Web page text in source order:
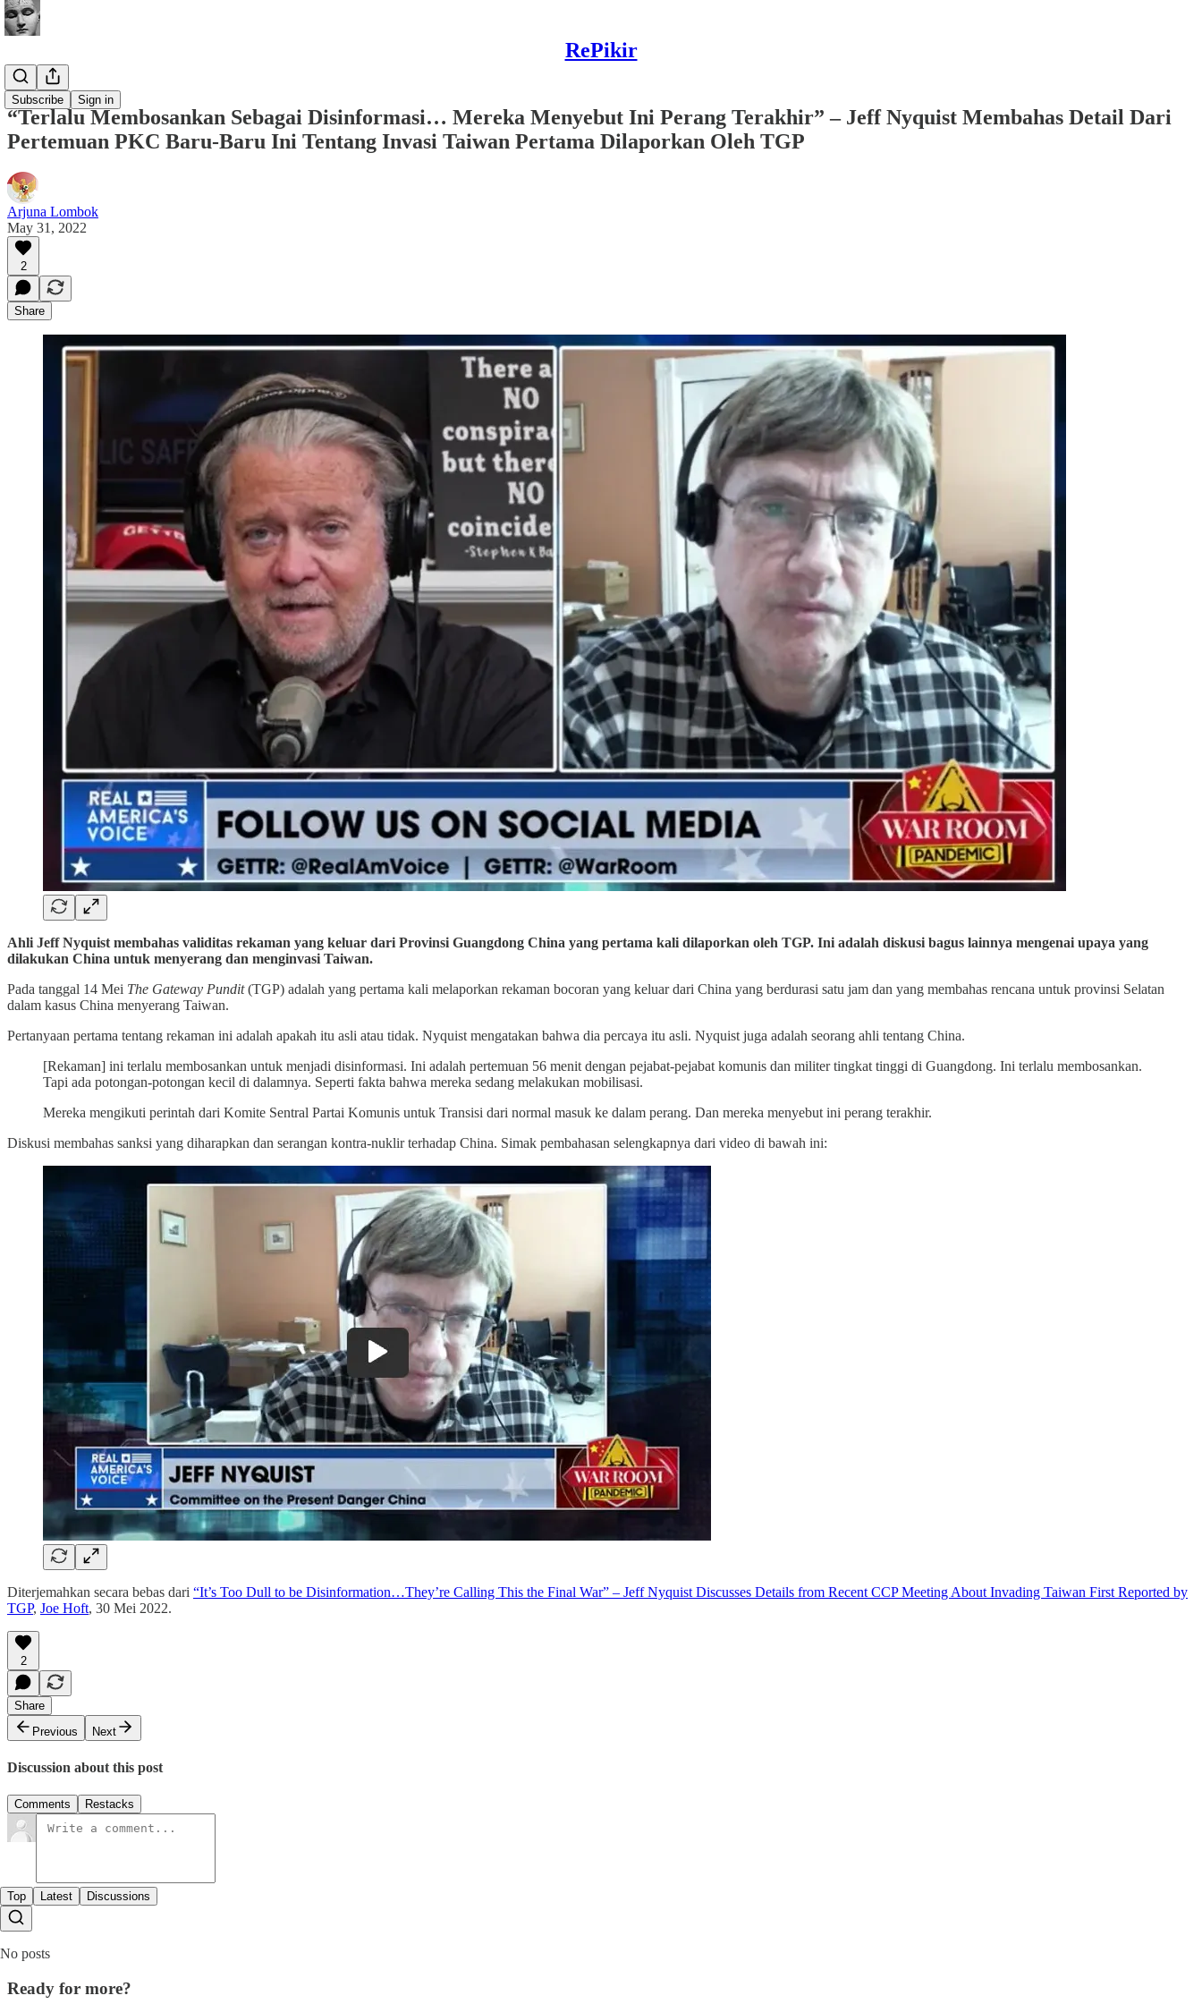
RePikir
Subscribe Sign in
Buletin
“Terlalu Membosankan Sebagai Disinformasi… Mereka Menyebut Ini Perang Terakhir” – Jeff Nyquist Membahas Detail Dari
Pertemuan PKC Baru-Baru Ini Tentang Invasi Taiwan Pertama Dilaporkan Oleh TGP
Arjuna Lombok
May 31, 2022
2
Share
Ahli Jeff Nyquist membahas validitas rekaman yang keluar dari Provinsi Guangdong China yang pertama kali dilaporkan oleh TGP. Ini adalah diskusi bagus lainnya mengenai upaya yang
dilakukan China untuk menyerang dan menginvasi Taiwan.
Pada tanggal 14 Mei The Gateway Pundit(TGP) adalah yang pertama kali melaporkan rekaman bocoran yang keluar dari China yang berdurasi satu jam dan yang membahas rencana untuk provinsi Selatan
dalam kasus China menyerang Taiwan.
Pertanyaan pertama tentang rekaman ini adalah apakah itu asli atau tidak. Nyquist mengatakan bahwa dia percaya itu asli. Nyquist juga adalah seorang ahli tentang China.
[Rekaman] ini terlalu membosankan untuk menjadi disinformasi. Ini adalah pertemuan 56 menit dengan pejabat-pejabat komunis dan militer tingkat tinggi di Guangdong. Ini terlalu membosankan.
Tapi ada potongan-potongan kecil di dalamnya. Seperti fakta bahwa mereka sedang melakukan mobilisasi.
Mereka mengikuti perintah dari Komite Sentral Partai Komunis untuk Transisi dari normal masuk ke dalam perang. Dan mereka menyebut ini perang terakhir.
Diskusi membahas sanksi yang diharapkan dan serangan kontra-nuklir terhadap China. Simak pembahasan selengkapnya dari video di bawah ini:
Diterjemahkan secara bebas dari “It’s Too Dull to be Disinformation…They’re Calling This the Final War” – Jeff Nyquist Discusses Details from Recent CCP Meeting About Invading Taiwan First Reported by
TGP, Joe Hoft, 30 Mei 2022.
2
Share
Previous
Next
Discussion about this post
Comments Restacks
Top Latest Discussions
No posts
Ready for more?